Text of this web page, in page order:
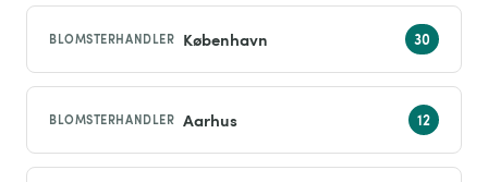
BLOMSTERHANDLER København
BLOMSTERHANDLER Aarhus